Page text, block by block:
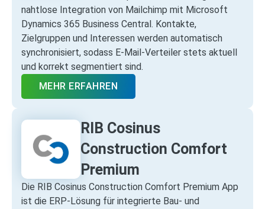
nahtlose Integration von Mailchimp mit Microsoft
Dynamics 365 Business Central. Kontakte,
Zielgruppen und Interessen werden automatisch
synchronisiert, sodass E‑Mail‑Verteiler stets aktuell
und korrekt segmentiert sind.
MEHR ERFAHREN
RIB Cosinus
Construction Comfort
Premium
Die RIB Cosinus Construction Comfort Premium App
ist die ERP‑Lösung für integrierte Bau‑ und